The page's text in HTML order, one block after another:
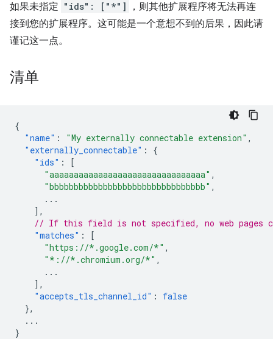
如果未指定 "ids": ["*"]
，则其他扩展程序将无法再连
接到您的扩展程序。这可能是一个意想不到的后果，因此请
谨记这一点。
清单
{
"name" : "My externally connectable extension" ,
"externally_connectable" :
{
"ids" :
[
"aaaaaaaaaaaaaaaaaaaaaaaaaaaaaaaa" ,
"bbbbbbbbbbbbbbbbbbbbbbbbbbbbbbbb" ,
...
],
// If this field is not specified, no web pages
"matches" :
[
"https://*.google.com/*" ,
"*://*.chromium.org/*" ,
...
],
"accepts_tls_channel_id" :
false
},
...
}